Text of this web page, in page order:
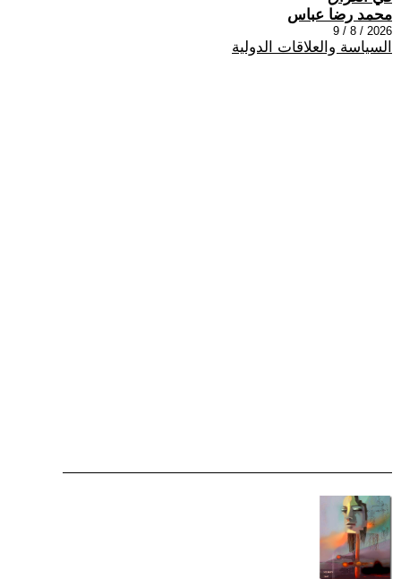
محمد رضا عباس
2026 / 8 / 9
السياسة والعلاقات الدولية